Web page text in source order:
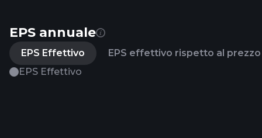
EPS annuale
EPS Effettivo
EPS effettivo rispetto al
EPS Effettivo